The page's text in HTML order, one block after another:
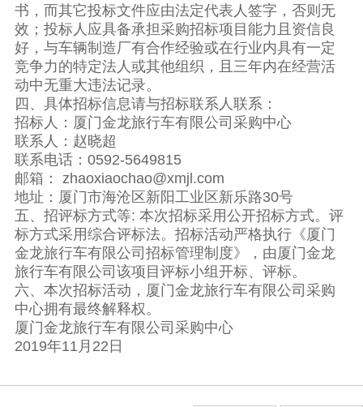
书，而其它投标文件应由法定代表人签字，否则无
效；投标人应具备承担采购招标项目能力且资信良
好，与车辆制造厂有合作经验或在行业内具有一定
竞争力的特定法人或其他组织，且三年内在经营活
动中无重大违法记录。
四、具体招标信息请与招标联系人联系：
招标人：厦门金龙旅行车有限公司采购中心
联系人：赵晓超
联系电话：0592-5649815
邮箱： zhaoxiaochao@xmjl.com
地址：厦门市海沧区新阳工业区新乐路30号
五、招评标方式等: 本次招标采用公开招标方式。评
标方式采用综合评标法。招标活动严格执行《厦门
金龙旅行车有限公司招标管理制度》，由厦门金龙
旅行车有限公司该项目评标小组开标、评标。
六、本次招标活动，厦门金龙旅行车有限公司采购
中心拥有最终解释权。
厦门金龙旅行车有限公司采购中心
2019年11月22日